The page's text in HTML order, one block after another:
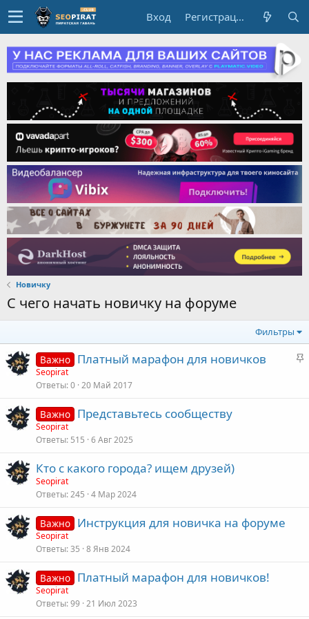
Вход Регистрация
Новичку
С чего начать новичку на форуме
Фильтры
З
Важно Платный марафон для новичков
Seopirat
Ответы 0 20 Май 2017
Важно Представьтесь сообществу
Seopirat
Ответы 515 6 Авг 2025
Кто с какого города? ищем друзей)
Seopirat
Ответы 245 4 Мар 2024
Важно Инструкция для новичка на форуме
Seopirat
Ответы 35 8 Янв 2024
Важно Платный марафон для новичков!
Seopirat
Ответы 99 21 Июл 2023